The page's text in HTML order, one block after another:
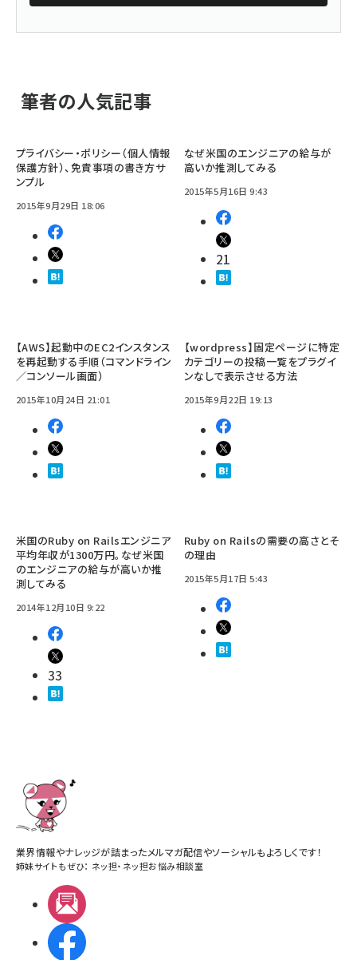
筆者の人気記事
プライバシー・ポリシー（個人情報
保護方針）、免責事項の書き方サ
ンプル
2015年9月29日 18:06
なぜ米国のエンジニアの給与が
高いか推測してみる
2015年5月16日 9:43
21
【AWS】起動中のEC2インスタンス
を再起動する手順（コマンドライン
／コンソール画面）
2015年10月24日 21:01
【wordpress】固定ページに特定
カテゴリーの投稿一覧をプラグイ
ンなしで表示させる方法
2015年9月22日 19:13
米国のRuby on Railsエンジニア
平均年収が1300万円。なぜ米国
のエンジニアの給与が高いか推
測してみる
2014年12月10日 9:22
33
Ruby on Railsの需要の高さとそ
の理由
2015年5月17日 5:43
業界情報やナレッジが詰まったメルマガ配信やソーシャルもよろしくです！
姉妹サイトもぜひ： ネッ担・ ネッ担お悩み相談室